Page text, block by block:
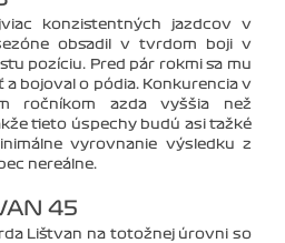
konzistentných jazdcov v
obsadil v tvrdom boji v
pozíciu. Pred pár rokmi sa mu
bojoval o pódia. Konkurencia v
ročníkom azda vyššia než
tieto úspechy budú asi ťažké
vyrovnanie výsledku z
nereálne.
45
Lištvan na totožnej úrovni so